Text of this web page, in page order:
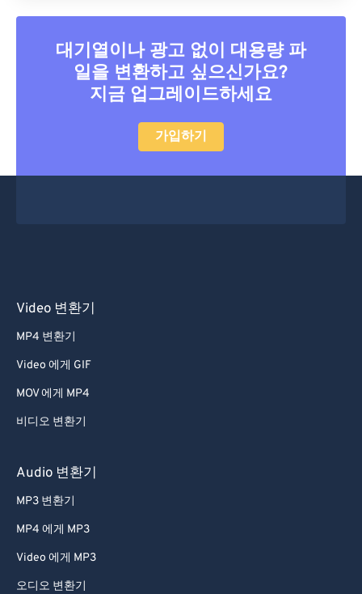
대기열이나 광고 없이 대용량 파
일을 변환하고 싶으신가요?
지금 업그레이드하세요
가입하기
Video 변환기
MP4 변환기
Video 에게 GIF
MOV 에게 MP4
비디오 변환기
Audio 변환기
MP3 변환기
MP4 에게 MP3
Video 에게 MP3
오디오 변환기